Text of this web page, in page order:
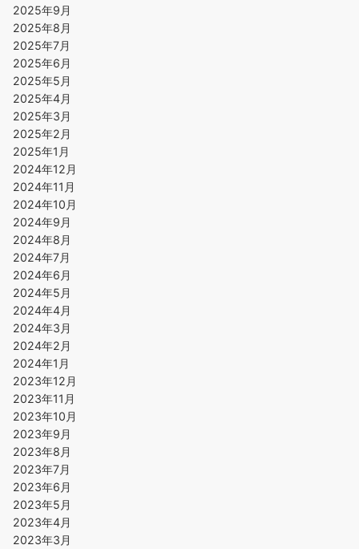
2025年9月
2025年8月
2025年7月
2025年6月
2025年5月
2025年4月
2025年3月
2025年2月
2025年1月
2024年12月
2024年11月
2024年10月
2024年9月
2024年8月
2024年7月
2024年6月
2024年5月
2024年4月
2024年3月
2024年2月
2024年1月
2023年12月
2023年11月
2023年10月
2023年9月
2023年8月
2023年7月
2023年6月
2023年5月
2023年4月
2023年3月